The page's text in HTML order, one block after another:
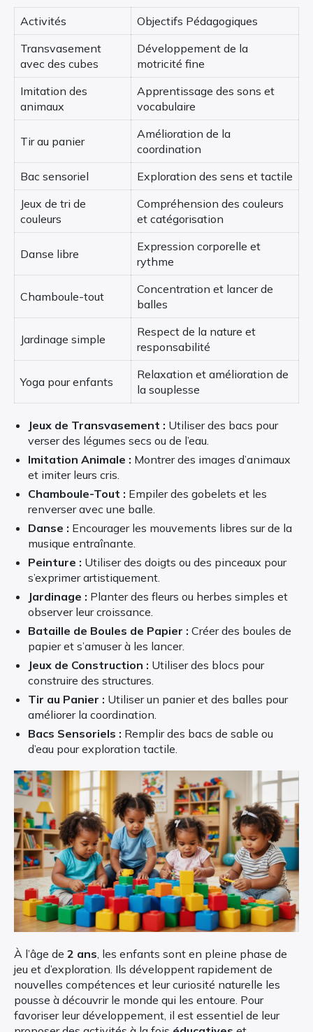
Activités
Objectifs Pédagogiques
Transvasement
avec des cubes
Développement de la
motricité fine
Imitation des
animaux
Apprentissage des sons et
vocabulaire
Tir au panier
Amélioration de la
coordination
Bac sensoriel
Exploration des sens et tactile
Jeux de tri de
couleurs
Compréhension des couleurs
et catégorisation
Danse libre
Expression corporelle et
rythme
Chamboule-tout
Concentration et lancer de
balles
Jardinage simple
Respect de la nature et
responsabilité
Yoga pour enfants
Relaxation et amélioration de
la souplesse
Jeux de Transvasement : Utiliser des bacs pour
verser des légumes secs ou de l’eau.
Imitation Animale : Montrer des images d’animaux
et imiter leurs cris.
Chamboule-Tout : Empiler des gobelets et les
renverser avec une balle.
Danse : Encourager les mouvements libres sur de la
musique entraînante.
Peinture : Utiliser des doigts ou des pinceaux pour
s’exprimer artistiquement.
Jardinage : Planter des fleurs ou herbes simples et
observer leur croissance.
Bataille de Boules de Papier : Créer des boules de
papier et s’amuser à les lancer.
Jeux de Construction : Utiliser des blocs pour
construire des structures.
Tir au Panier : Utiliser un panier et des balles pour
améliorer la coordination.
Bacs Sensoriels : Remplir des bacs de sable ou
d’eau pour exploration tactile.
À l’âge de 2 ans , les enfants sont en pleine phase de
jeu et d’exploration. Ils développent rapidement de
nouvelles compétences et leur curiosité naturelle les
pousse à découvrir le monde qui les entoure. Pour
favoriser leur développement, il est essentiel de leur